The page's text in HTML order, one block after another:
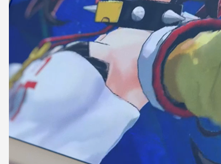
OFFICIAL SHOP
HOLODULE
会社概要
プライバシーポリシー
未成年の方々へのお願い
二次創作ガイドライン
よくある質問
サポーターガイドライン